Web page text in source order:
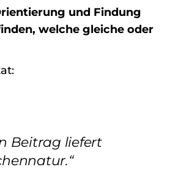
und Findung
welche gleiche oder
Beitrag liefert